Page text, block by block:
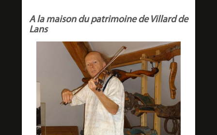
A la maison du patrimoine de Villard de
Lans